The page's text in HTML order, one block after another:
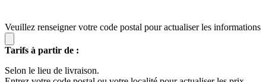
Veuillez renseigner votre code postal pour actualiser les informations
Tarifs à partir de :
Selon le lieu de livraison.